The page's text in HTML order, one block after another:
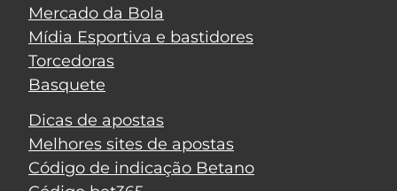
Mercado da Bola
Mídia Esportiva e bastidores
Torcedoras
Basquete
Dicas de apostas
Melhores sites de apostas
Código de indicação Betano